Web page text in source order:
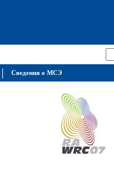
Сведения о МСЭ